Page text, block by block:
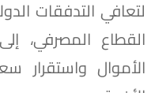
لتعافي التدفقات
القطاع المصرفي،
الأموال واستقرار